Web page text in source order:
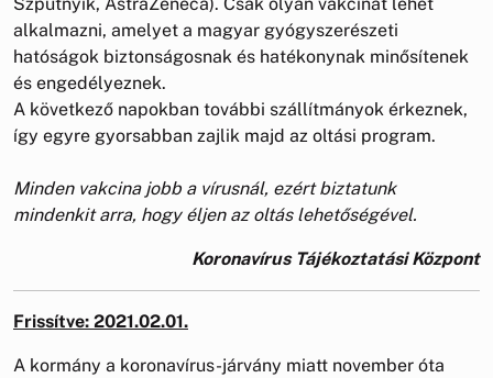
alkalmazni, amelyet a magyar gyógyszerészeti
hatóságok biztonságosnak és hatékonynak minősítenek
és engedélyeznek.
A következő napokban további szállítmányok érkeznek,
így egyre gyorsabban zajlik majd az oltási program.
Minden vakcina jobb a vírusnál, ezért biztatunk
mindenkit arra, hogy éljen az oltás lehetőségével.
Koronavírus Tájékoztatási Központ
Frissítve: 2021.02.01.
A kormány a koronavírus-járvány miatt november óta